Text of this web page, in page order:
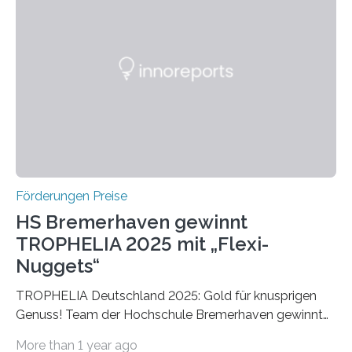
Foundation, des BIAL Award in Biomedicine ist in
Förderungen Preise
HS Bremerhaven gewinnt
TROPHELIA 2025 mit „Flexi-
Nuggets“
TROPHELIA Deutschland 2025: Gold für knusprigen
Genuss! Team der Hochschule Bremerhaven gewinnt
More than 1 year ago